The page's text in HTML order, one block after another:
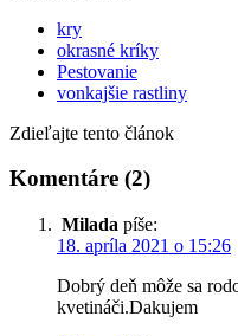
kry
okrasné kríky
Pestovanie
vonkajšie rastliny
Zdieľajte tento článok
Komentáre (2)
Milada píše:
18. apríla 2021 o 15:26
Dobrý deň môže sa
kvetináči.Dakujem